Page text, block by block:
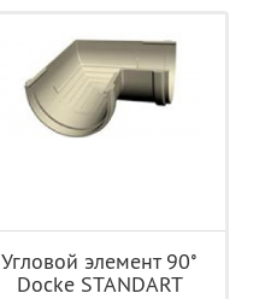
Угловой элемент 90˚
Docke STANDART